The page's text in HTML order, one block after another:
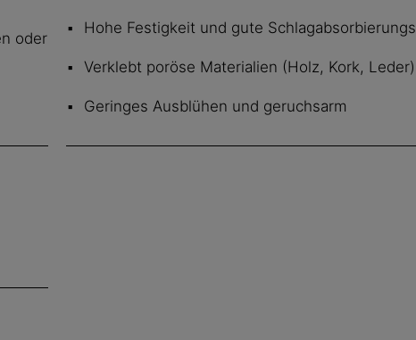
oder
Hohe Festigkeit und gute
Verklebt poröse Materialien (Holz, Kork, Leder)
Geringes Ausblühen und geruchsarm